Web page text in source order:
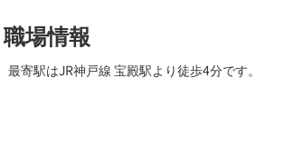
場情報
寄駅はJR神戸線 宝殿駅より徒歩4分です。